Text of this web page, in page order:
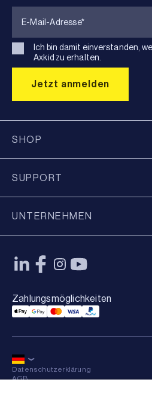
Ich bin damit einverstanden,
Axkid zu erhalten.
SHOP
SUPPORT
UNTERNEHMEN
Zahlungsmöglichkeiten
Applepay Payment
Googlepay Payment
Mastercard Payment
Visa Payment
Paypal Payment
Datenschutzerklärung
AGB